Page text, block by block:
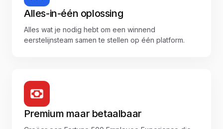
Alles-in-één oplossing
Alles wat je nodig hebt om een winnend
eerstelijnsteam samen te stellen op één platform.
Premium maar betaalbaar